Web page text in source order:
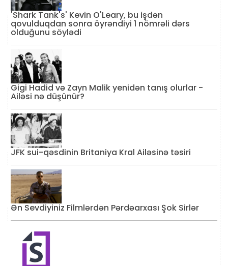
'Shark Tank's' Kevin O'Leary, bu işdən
qovulduqdan sonra öyrəndiyi 1 nömrəli dərs
olduğunu söylədi
Gigi Hadid və Zayn Malik yenidən tanış olurlar -
Ailəsi nə düşünür?
JFK sui-qəsdinin Britaniya Kral Ailəsinə təsiri
Ən Sevdiyiniz Filmlərdən Pərdəarxası Şok Sirlər